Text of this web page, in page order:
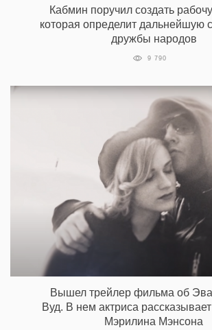
Кабмин поручил создать
которая определит дальнейшую
дружбы народов
9 790
Вышел трейлер фильма об
Вуд. В нем актриса
Мэрилина Мэнсона